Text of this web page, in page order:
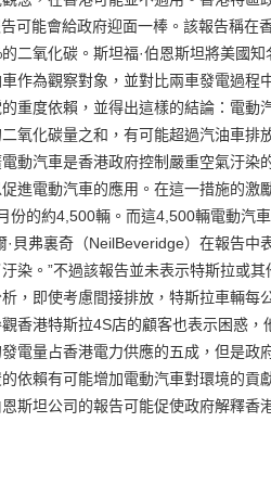
可能會給政府迎面一棒。該報告稱在
二氧化碳。斯坦福·伯恩斯坦將美國
作為觀察對象，並對比兩車發電過程
重度依賴，並得出這樣的結論：電動
氧化碳量之和，有可能超過汽油車排
動汽車是香港政府控制嚴重空氣汙染
進電動汽車的應用。在這一措施的激
份的約4,500輛。而這4,500輛電動汽
貝弗裏奇（NeilBeveridge）在報告中
染。”不過該報告並未表示特斯拉或
，即使考慮間接排放，特斯拉車輛每
香港特斯拉4S店的顧客也表示困惑，
電量占香港電力供應的五成，但是政
依賴有可能增加電動汽車對環境的貢
斯坦公司的報告可能促使政府解釋香